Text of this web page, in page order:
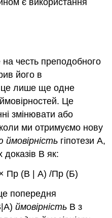
є використання
честь преподобного
його в
- це лише ще одне
Це
змінювати або
ми отримуємо нову
ймовірність гіпотези А,
B як:
Пр (В | А) /Пр (Б)
попередня
ймовірність B з